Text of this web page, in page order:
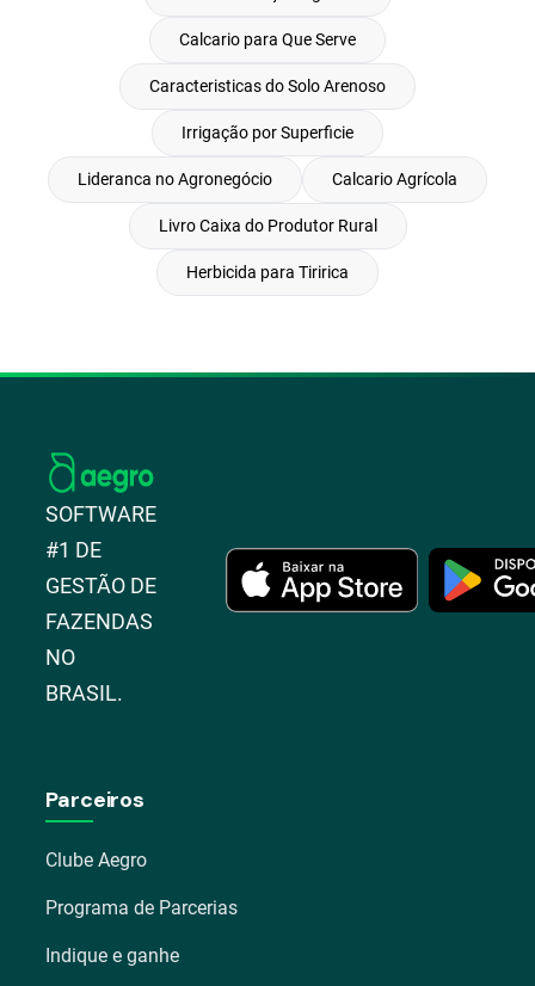
Calcario para Que Serve
Caracteristicas do Solo Arenoso
Irrigação por Superficie
Lideranca no Agronegócio Calcario Agrícola
Livro Caixa do Produtor Rural
Herbicida para Tiririca
SOFTWARE
#1 DE
GESTÃO DE
FAZENDAS
NO
BRASIL.
Parceiros
Clube Aegro
Programa de Parcerias
Indique e ganhe